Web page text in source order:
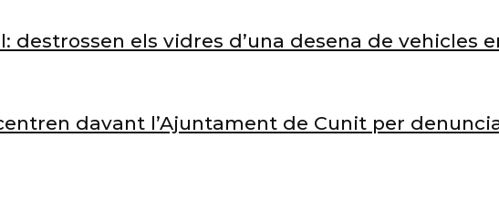
destrossen els vidres d’una desena de vehicles
davant l’Ajuntament de Cunit per